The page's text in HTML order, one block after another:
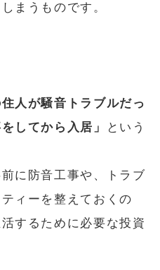
まうものです。
住人が騒音トラブルだっ
してから入居」
という
に防音工事や、トラブ
ィーを整えておくの
するために必要な投資